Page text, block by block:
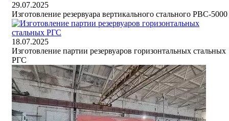
29.07.2025
Изготовление резервуара вертикального стального РВС-5000
18.07.2025
Изготовление партии резервуаров горизонтальных стальных
РГС